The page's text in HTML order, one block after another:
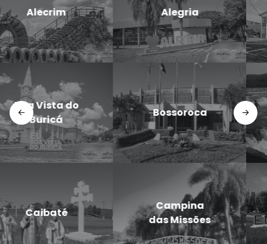
Candido
Godói
Cerro Largo
Dezesseis de
Novembro
Doutor
Maurício
Cardoso
Entre-Ijuís
Eugênio de
Castro